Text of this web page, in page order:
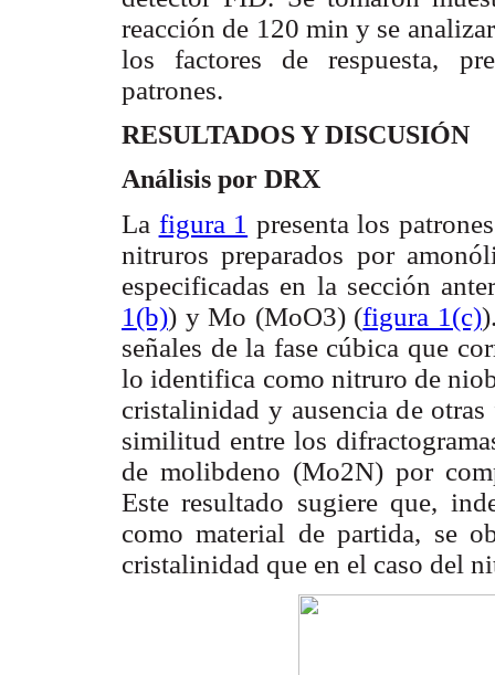
reacción de 120 min y se
los factores de respuesta,
patrones.
RESULTADOS Y DISCUSIÓN
Análisis por DRX
La figura 1 presenta los
nitruros preparados por
especificadas en la sección
1(b)) y Mo (MoO3) (figura 1(c)
señales de la fase cúbica que
lo identifica como nitruro de
cristalinidad y ausencia de
similitud entre los
de molibdeno (Mo2N) por
Este resultado sugiere que,
como material de partida, se
cristalinidad que en el caso del